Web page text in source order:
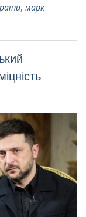
, марк